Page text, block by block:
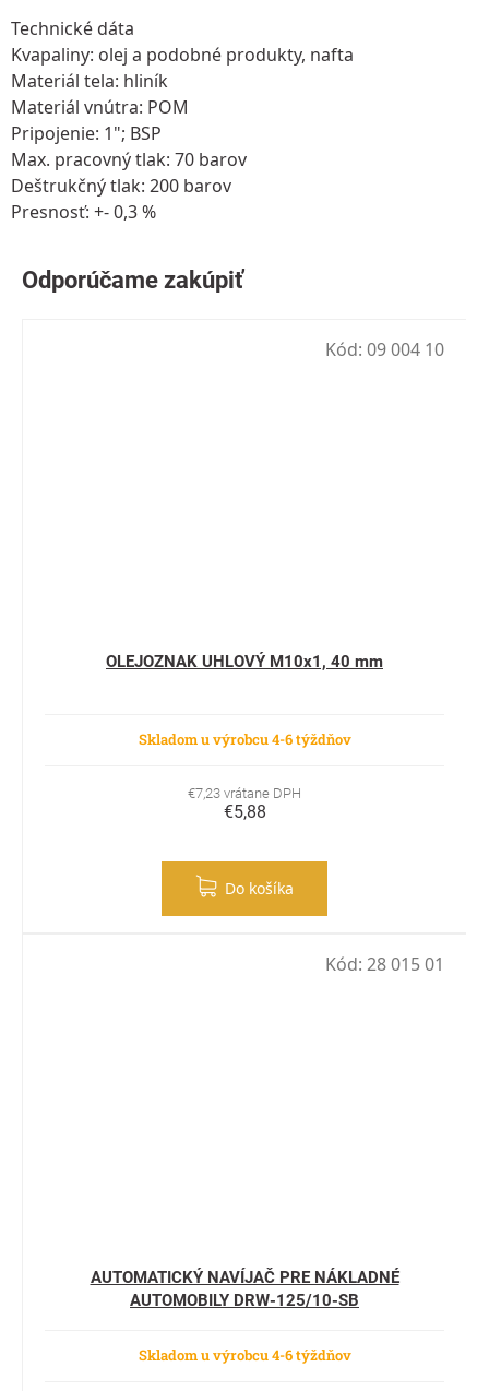
Technické dáta
Kvapaliny: olej a podobné produkty, nafta
Materiál tela: hliník
Materiál vnútra: POM
Pripojenie: 1"; BSP
Max. pracovný tlak: 70 barov
Deštrukčný tlak: 200 barov
Presnosť: +- 0,3 %
OLEJOZNAK UHLOVÝ M10x1, 40 mm
Skladom u výrobcu 4-6 týždňov
€7,23 vrátane DPH
€5,88
Do košíka
Kód: 09 004 10
AUTOMATICKÝ NAVÍJAČ PRE NÁKLADNÉ
AUTOMOBILY DRW-125/10-SB
Skladom u výrobcu 4-6 týždňov
Kód: 28 015 01